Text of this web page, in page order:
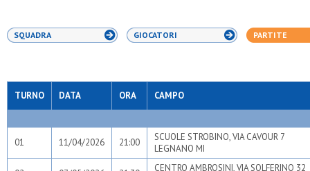
SQUADRA GIOCATORI PARTITE
TURNO DATA ORA CAMPO
01 11/04/2026 21:00
SCUOLE STROBINO, VIA CAVOUR 7
LEGNANO MI
CENTRO AMBROSINI, VIA SOLFERINO 32